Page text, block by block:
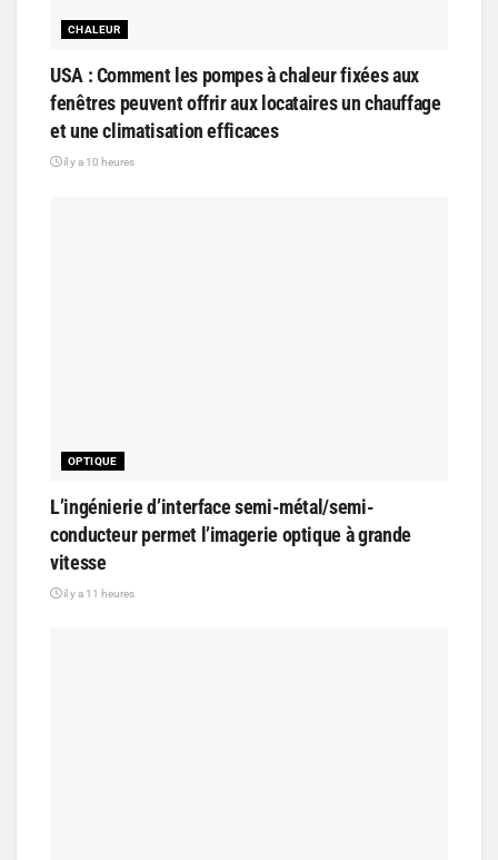
CHALEUR
USA : Comment les pompes à chaleur fixées aux
fenêtres peuvent offrir aux locataires un chauffage
et une climatisation efficaces
il y a 10 heures
OPTIQUE
L’ingénierie d’interface semi-métal/semi-
conducteur permet l’imagerie optique à grande
vitesse
il y a 11 heures